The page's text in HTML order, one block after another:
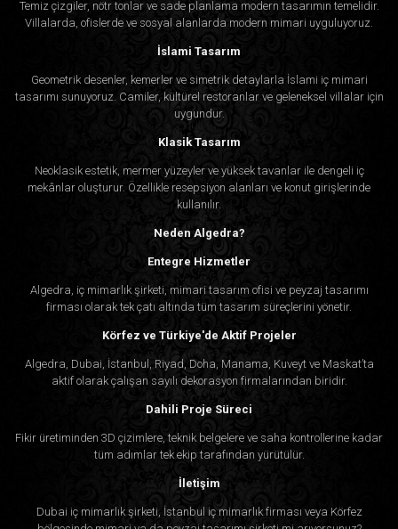
Temiz çizgiler, nötr tonlar ve sade planlama modern tasarımın temelidir.
Villalarda, ofislerde ve sosyal alanlarda modern mimari uyguluyoruz.
İslami Tasarım
Geometrik desenler, kemerler ve simetrik detaylarla İslami iç mimari
tasarımı sunuyoruz. Camiler, kültürel restoranlar ve geleneksel villalar için
uygundur.
Klasik Tasarım
Neoklasik estetik, mermer yüzeyler ve yüksek tavanlar ile dengeli iç
mekânlar oluşturur. Özellikle resepsiyon alanları ve konut girişlerinde
kullanılır.
Neden Algedra?
Entegre Hizmetler
Algedra, iç mimarlık şirketi, mimari tasarım ofisi ve peyzaj tasarımı
firması olarak tek çatı altında tüm tasarım süreçlerini yönetir.
Körfez ve Türkiye'de Aktif Projeler
Algedra, Dubai, İstanbul, Riyad, Doha, Manama, Kuveyt ve Maskat’ta
aktif olarak çalışan sayılı dekorasyon firmalarından biridir.
Dahili Proje Süreci
Fikir üretiminden 3D çizimlere, teknik belgelere ve saha kontrollerine kadar
tüm adımlar tek ekip tarafından yürütülür.
İletişim
Dubai iç mimarlık şirketi, İstanbul iç mimarlık firması veya Körfez